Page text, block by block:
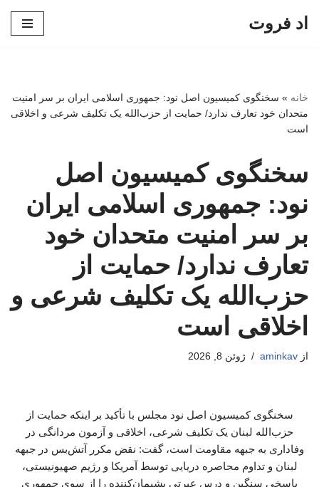
اد فروت
خانه » سخنگوی کمیسیون اصل نود: جمهوری اسلامی ایران بر سر امنیت
متحدان خود تعارف ندارد/ حمایت از حزب‌الله یک تکلیف شرعی و اخلاقی
است
سخنگوی کمیسیون اصل
نود: جمهوری اسلامی ایران
بر سر امنیت متحدان خود
تعارف ندارد/ حمایت از
حزب‌الله یک تکلیف شرعی و
اخلاقی است
از aminkav ژوئن 8, 2026
سخنگوی کمیسیون اصل نود مجلس با تأکید بر اینکه حمایت از
حزب‌الله لبنان یک تکلیف شرعی، اخلاقی و آزمون مردانگی در
وفاداری به جبهه مقاومت است، گفت: نقض مکرر آتش‌بس در جبهه
لبنان و تداوم محاصره دریایی توسط آمریکا و رژیم صهیونیستی،
پاسخی سنگین و درس عبرتی پشیمان‌کننده را از سوی جمهوری